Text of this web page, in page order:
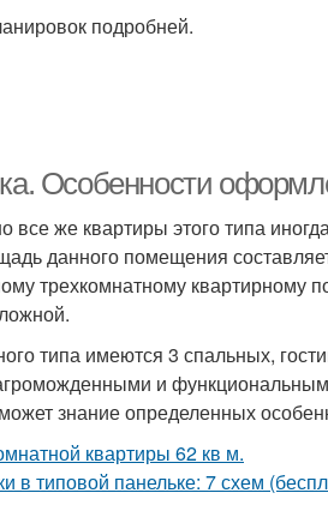
подробней.
Особенности
же квартиры этого типа
данного помещения
трехкомнатному квартирному
типа имеются 3 спальных,
и
знание определенных